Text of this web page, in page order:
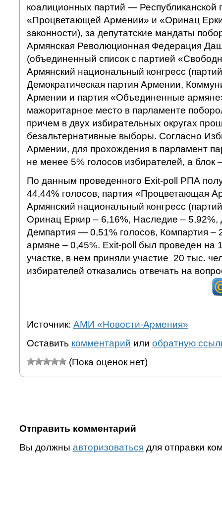
коалиционных партий — Республиканской
«Процветающей Армении» и «Оринац
законности), за депутатские мандаты
Армянская Революционная Федерация
(объединенный список с партией
Армянский национальный конгресс
Демократическая партия Армении,
Армении и партия «Объединенные
мажоритарное место в парламенте
причем в двух избирательных округах
безальтернативные выборы. Согласно
Армении, для прохождения в парламент
не менее 5% голосов избирателей, а блок
По данным проведенного Exit-poll РПА
44,44% голосов, партия «Процветающая
Армянский национальный конгресс
Оринац Еркир – 6,16%, Наследие –
Демпартия — 0,51% голоcов, Компартия –
армяне – 0,45%. Exit-poll был проведен на
участке, в нем приняли участие 20 тыс.
избирателей отказались отвечать на
Источник: АМИ «Новости-Армения»
Оставить комментарий или обратную
(Пока оценок нет)
Отправить комментарий
Вы должны авторизоваться для отправки